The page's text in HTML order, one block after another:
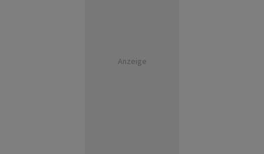
Anzeige